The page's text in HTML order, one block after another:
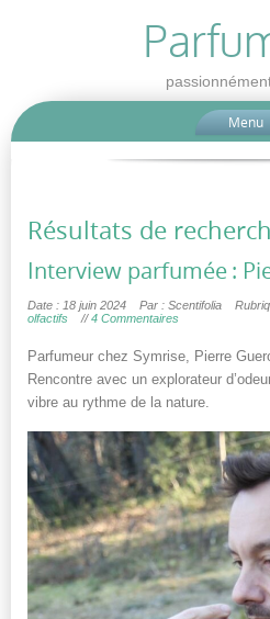
Menu
Résultats de
Interview parfumée :
Date : 18 juin 2024 Par : Scentifolia
olfactifs
//4 Commentaires
Parfumeur chez Symrise, Pierre
Rencontre avec un explorateur
vibre au rythme de la nature.